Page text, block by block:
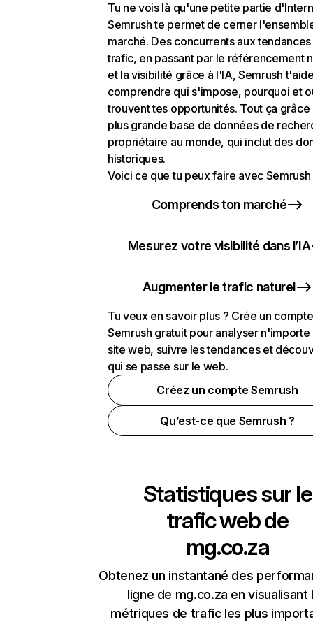
Tu ne vois là qu'une petite partie
Semrush te permet de cerner
marché. Des concurrents aux
trafic, en passant par le référencement
et la visibilité grâce à l'IA, Semrush
comprendre qui s'impose, pourquoi et
trouvent tes opportunités. Tout ça grâce
plus grande base de données de
propriétaire au monde, qui inclut des
historiques.
Voici ce que tu peux faire avec Semrush
Comprends ton marché
Mesurez votre visibilité dans l’IA
Augmenter le trafic naturel
Tu veux en savoir plus ? Crée un compte
Semrush gratuit pour analyser n'importe
site web, suivre les tendances et
qui se passe sur le web.
Créez un compte Semrush
Qu’est-ce que Semrush ?
Statistiques sur le
trafic web de
mg.co.za
Obtenez un instantané des
ligne de mg.co.za en visualisant
métriques de trafic les plus